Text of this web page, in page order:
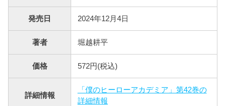
発売日 2024年12月4日
著者 堀越耕平
価格 572円(税込)
詳細情報
「僕のヒーローアカデミア」第42巻の
詳細情報